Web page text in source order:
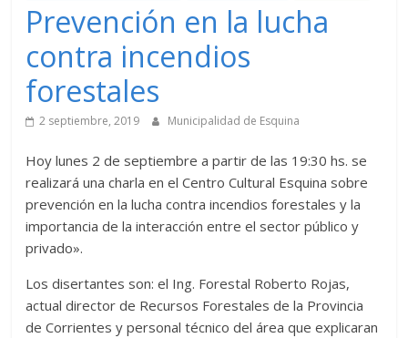
Prevención en la lucha
contra incendios
forestales
2 septiembre, 2019 Municipalidad de Esquina
Hoy lunes 2 de septiembre a partir de las 19:30 hs. se
realizará una charla en el Centro Cultural Esquina sobre
prevención en la lucha contra incendios forestales y la
importancia de la interacción entre el sector público y
privado».
Los disertantes son: el Ing. Forestal Roberto Rojas,
actual director de Recursos Forestales de la Provincia
de Corrientes y personal técnico del área que explicaran